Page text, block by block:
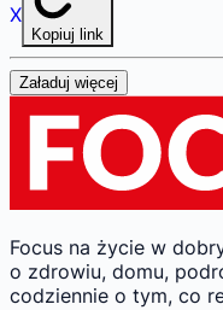
X
Kopiuj link
Załaduj więcej
Focus na życie w
o zdrowiu, domu,
codziennie o tym, co